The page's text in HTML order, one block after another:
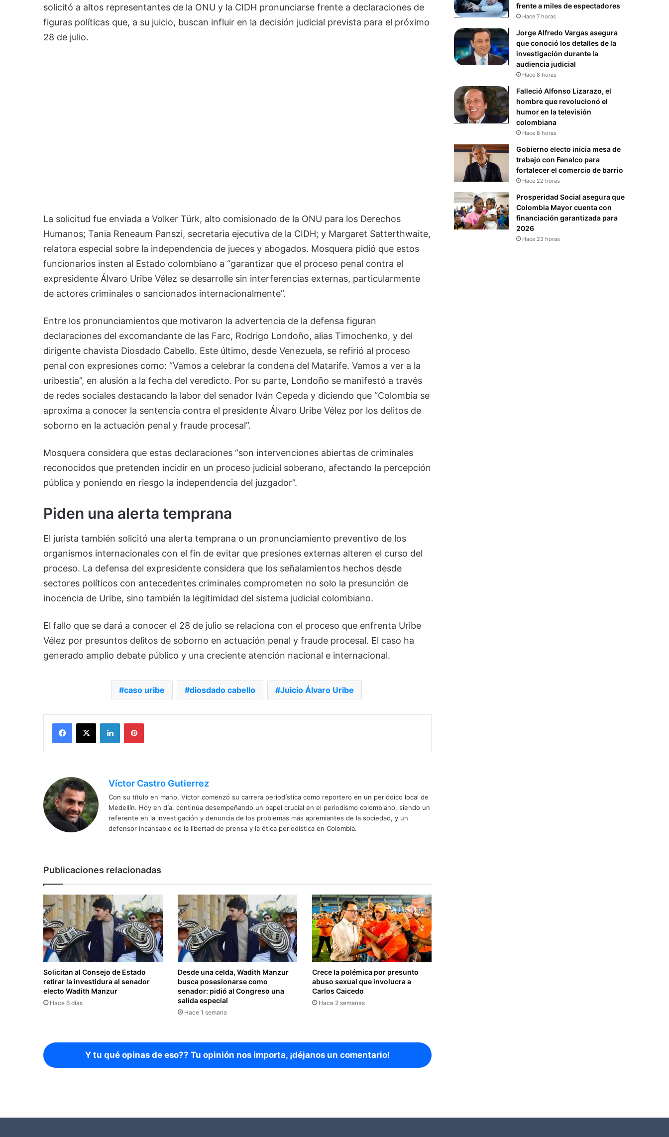
solicitó a altos representantes de la ONU y la CIDH pronunciarse frente a declaraciones de
figuras políticas que, a su juicio, buscan influir en la decisión judicial prevista para el próximo
28 de julio.
La solicitud fue enviada a Volker Türk, alto comisionado de la ONU para los Derechos
Humanos; Tania Reneaum Panszi, secretaria ejecutiva de la CIDH; y Margaret Satterthwaite,
relatora especial sobre la independencia de jueces y abogados. Mosquera pidió que estos
funcionarios insten al Estado colombiano a “garantizar que el proceso penal contra el
expresidente Álvaro Uribe Vélez se desarrolle sin interferencias externas, particularmente
de actores criminales o sancionados internacionalmente”.
Entre los pronunciamientos que motivaron la advertencia de la defensa figuran
declaraciones del excomandante de las Farc, Rodrigo Londoño, alias Timochenko, y del
dirigente chavista Diosdado Cabello. Este último, desde Venezuela, se refirió al proceso
penal con expresiones como: “Vamos a celebrar la condena del Matarife. Vamos a ver a la
uribestia”, en alusión a la fecha del veredicto. Por su parte, Londoño se manifestó a través
de redes sociales destacando la labor del senador Iván Cepeda y diciendo que “Colombia se
aproxima a conocer la sentencia contra el presidente Álvaro Uribe Vélez por los delitos de
soborno en la actuación penal y fraude procesal”.
Mosquera considera que estas declaraciones “son intervenciones abiertas de criminales
reconocidos que pretenden incidir en un proceso judicial soberano, afectando la percepción
pública y poniendo en riesgo la independencia del juzgador”.
Piden una alerta temprana
El jurista también solicitó una alerta temprana o un pronunciamiento preventivo de los
organismos internacionales con el fin de evitar que presiones externas alteren el curso del
proceso. La defensa del expresidente considera que los señalamientos hechos desde
sectores políticos con antecedentes criminales comprometen no solo la presunción de
inocencia de Uribe, sino también la legitimidad del sistema judicial colombiano.
El fallo que se dará a conocer el 28 de julio se relaciona con el proceso que enfrenta Uribe
Vélez por presuntos delitos de soborno en actuación penal y fraude procesal. El caso ha
generado amplio debate público y una creciente atención nacional e internacional.
caso uribe diosdado cabello Juicio Álvaro Uribe
Facebook
X LinkedInPinterest
Víctor Castro Gutierrez
Con su título en mano, Víctor comenzó su carrera periodística como reportero en un periódico local de
Medellín. Hoy en día, continúa desempeñando un papel crucial en el periodismo colombiano, siendo un
referente en la investigación y denuncia de los problemas más apremiantes de la sociedad, y un
defensor incansable de la libertad de prensa y la ética periodística en Colombia.
Publicaciones relacionadas
Solicitan al Consejo de Estado
retirar la investidura al senador
electo Wadith Manzur
Hace 6 días
Desde una celda, Wadith Manzur
busca posesionarse como
senador: pidió al Congreso una
salida especial
Hace 1 semana
Crece la polémica por presunto
abuso sexual que involucra a
Carlos Caicedo
Hace 2 semanas
Y tu qué opinas de eso?? Tu opinión nos importa, ¡déjanos un comentario!
frente a miles de espectadores
Hace 7 horas
Jorge Alfredo Vargas asegura
que conoció los detalles de la
investigación durante la
audiencia judicial
Hace 8 horas
Falleció Alfonso Lizarazo, el
hombre que revolucionó el
humor en la televisión
colombiana
Hace 8 horas
Gobierno electo inicia mesa de
trabajo con Fenalco para
fortalecer el comercio de barrio
Hace 22 horas
Prosperidad Social asegura que
Colombia Mayor cuenta con
financiación garantizada para
2026
Hace 23 horas